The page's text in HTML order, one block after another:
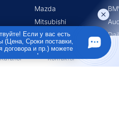
Mazda
Mitsubishi
Subaru
Suzuki
Каталог Контакты
Если у вас есть
(Цена, Сроки поставки,
договора и пр.) можете
их мне в чат!